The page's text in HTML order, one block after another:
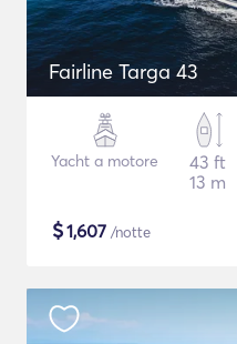
Fairline Targa 43
Yacht a motore
43 ft
13 m
$1,607 /notte